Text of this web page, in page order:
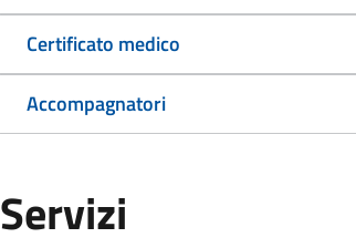
Certificato medico
Accompagnatori
Servizi